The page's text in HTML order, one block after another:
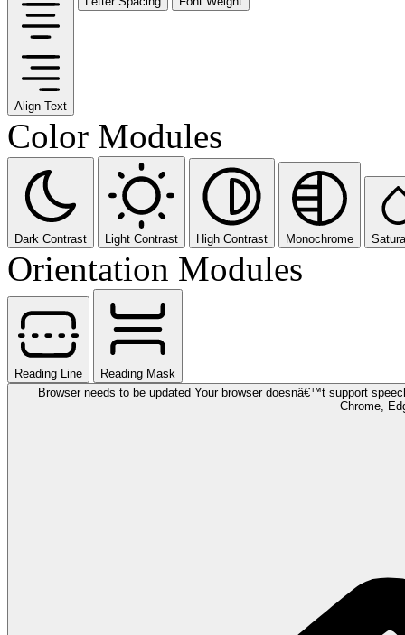
Align Text
Color Modules
Dark Contrast Light Contrast High Contrast Monochrome
Orientation Modules
Reading Line
Reading Mask
Browser needs to be updated Your browser doesnâ€™t support
Chrome,